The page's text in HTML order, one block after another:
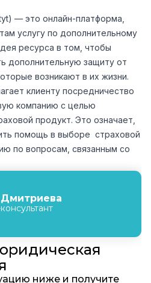
— это онлайн-платформа,
услугу по дополнительному
ресурса в том, чтобы
дополнительную защиту от
возникают в их жизни.
клиенту посредничество
компанию с целью
продукт. Это означает,
помощь в выборе страховой
по вопросам, связанным со